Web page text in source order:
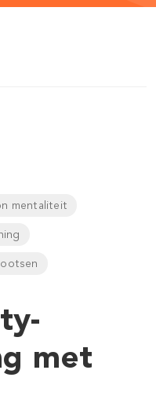
mentaliteit
met